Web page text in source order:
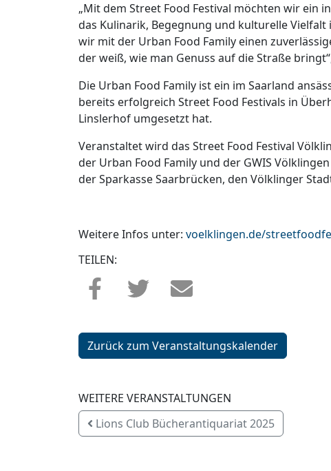
„Mit dem Street Food Festival möchten wir ein
das Kulinarik, Begegnung und kulturelle
wir mit der Urban Food Family einen
der weiß, wie man Genuss auf die Straße
Die Urban Food Family ist ein im Saarland
bereits erfolgreich Street Food Festivals in
Linslerhof umgesetzt hat.
Veranstaltet wird das Street Food Festival
der Urban Food Family und der GWIS
der Sparkasse Saarbrücken, den Völklinger
Weitere Infos unter: voelklingen.de/
TEILEN:
Zurück zum Veranstaltungskalender
WEITERE VERANSTALTUNGEN
Lions Club Bücherantiquariat 2025